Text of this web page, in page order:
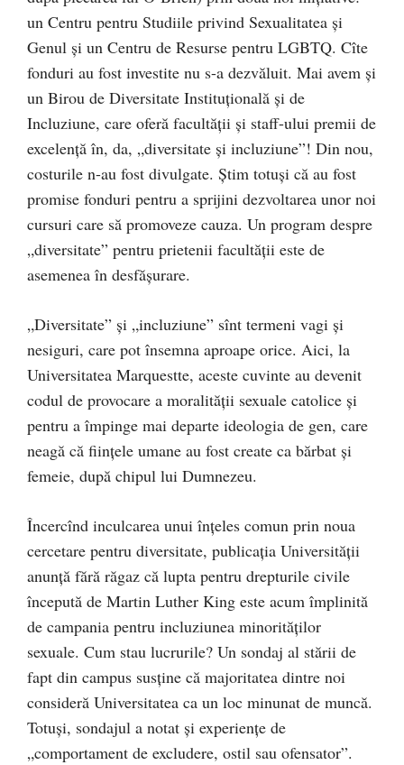
un Centru pentru Studiile privind Sexualitatea și
Genul și un Centru de Resurse pentru LGBTQ. Cîte
fonduri au fost investite nu s-a dezvăluit. Mai avem și
un Birou de Diversitate Instituțională și de
Incluziune, care oferă facultății și staff-ului premii de
excelență în, da, „diversitate și incluziune”! Din nou,
costurile n-au fost divulgate. Știm totuși că au fost
promise fonduri pentru a sprijini dezvoltarea unor noi
cursuri care să promoveze cauza. Un program despre
„diversitate” pentru prietenii facultății este de
asemenea în desfășurare.
„Diversitate” și „incluziune” sînt termeni vagi și
nesiguri, care pot însemna aproape orice. Aici, la
Universitatea Marquestte, aceste cuvinte au devenit
codul de provocare a moralității sexuale catolice și
pentru a împinge mai departe ideologia de gen, care
neagă că ființele umane au fost create ca bărbat și
femeie, după chipul lui Dumnezeu.
Încercînd inculcarea unui înțeles comun prin noua
cercetare pentru diversitate, publicația Universității
anunță fără răgaz că lupta pentru drepturile civile
începută de Martin Luther King este acum împlinită
de campania pentru incluziunea minorităților
sexuale. Cum stau lucrurile? Un sondaj al stării de
fapt din campus susține că majoritatea dintre noi
consideră Universitatea ca un loc minunat de muncă.
Totuși, sondajul a notat și experiențe de
„comportament de excludere, ostil sau ofensator”.